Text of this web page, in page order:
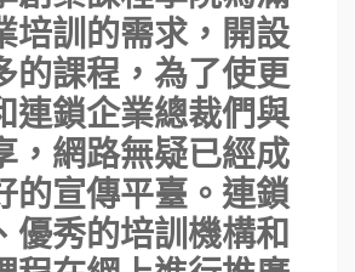
培訓的需求，開設
的課程，為了使更
連鎖企業總裁們與
，網路無疑已經成
的宣傳平臺。連鎖
優秀的培訓機構和